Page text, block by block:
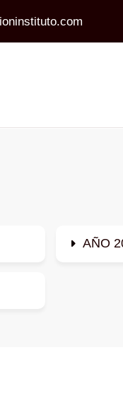
AÑO